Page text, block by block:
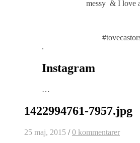
messy & I love
.
Instagram
…
1422994761-7957.jpg
25 maj, 2015 / 0 kommentarer